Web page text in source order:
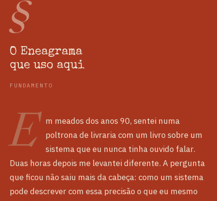
§
O Eneagrama
que uso aqui
FUNDAMENTO
E
m meados dos anos 90, sentei numa
poltrona de livraria com um livro sobre um
sistema que eu nunca tinha ouvido falar.
Duas horas depois me levantei diferente. A pergunta
que ficou não saiu mais da cabeça: como um sistema
pode descrever com essa precisão o que eu mesmo